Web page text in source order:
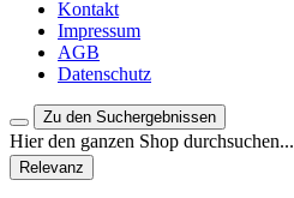
Kontakt
Impressum
AGB
Datenschutz
Zu den Suchergebnissen
Hier den ganzen Shop durchsuchen...
Relevanz